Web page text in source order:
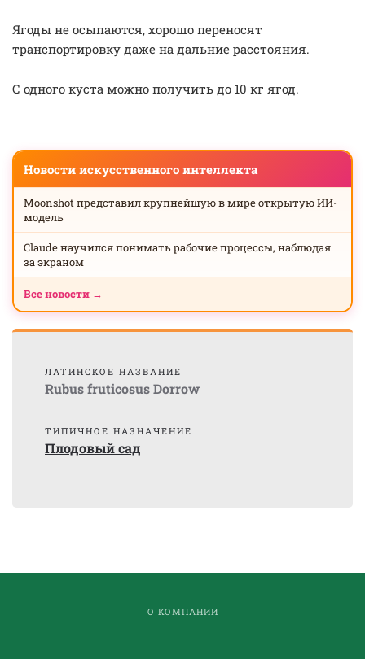
Ягоды не осыпаются, хорошо переносят
транспортировку даже на дальние расстояния.
С одного куста можно получить до 10 кг ягод.
Новости искусственного интеллекта
Moonshot представил крупнейшую в мире открытую ИИ-
модель
Claude научился понимать рабочие процессы, наблюдая
за экраном
Все новости →
ЛАТИНСКОЕ НАЗВАНИЕ
Rubus fruticosus Dorrow
ТИПИЧНОЕ НАЗНАЧЕНИЕ
Плодовый сад
О КОМПАНИИ